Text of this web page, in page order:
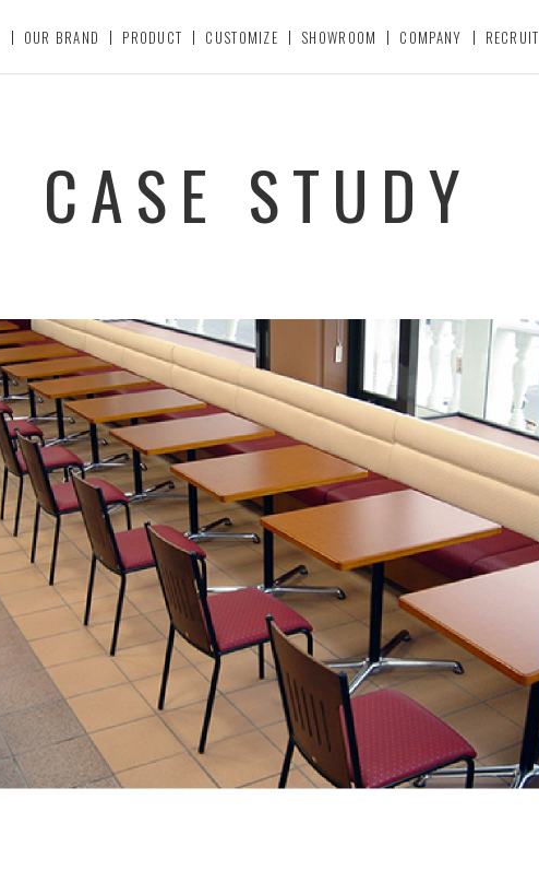
OUR BRAND PRODUCT CUSTOMIZE SHOWROOM COMPANY RECRUIT
CASE STUDY